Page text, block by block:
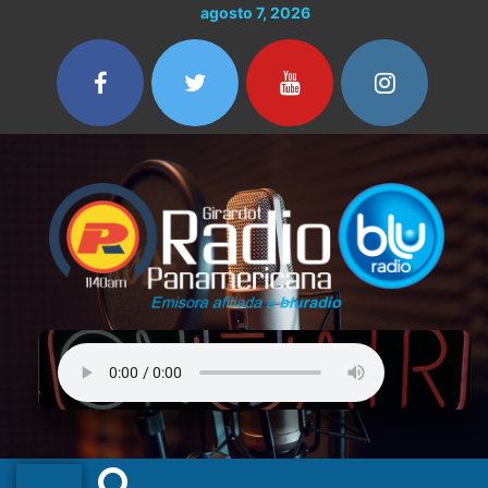
contenido
agosto 7, 2026